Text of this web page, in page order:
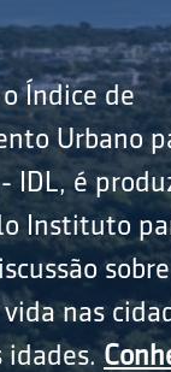
Índice de
Urbano
IDL, é
Instituto
nas
idades.